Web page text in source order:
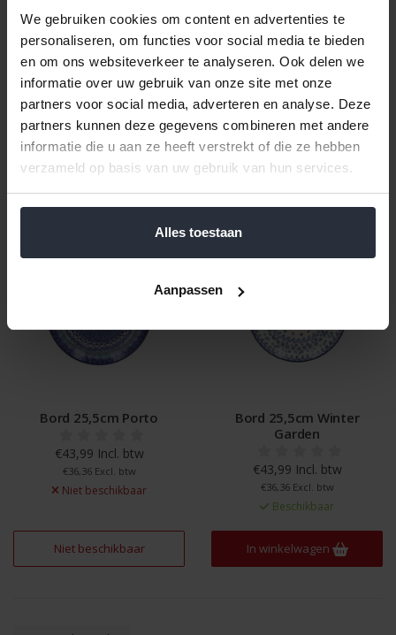
We gebruiken cookies om content en advertenties te
personaliseren, om functies voor social media te bieden
en om ons websiteverkeer te analyseren. Ook delen we
informatie over uw gebruik van onze site met onze
partners voor social media, adverteren en analyse. Deze
partners kunnen deze gegevens combineren met andere
informatie die u aan ze heeft verstrekt of die ze hebben
verzameld op basis van uw gebruik van hun services.
Alles toestaan
Aanpassen
Bord 25,5cm Harmony
€43,99 Incl. btw
€36,36 Excl. btw
Beschikbaar
In winkelwagen
Bord 25,5cm Lace
€43,99 Incl. btw
€36,36 Excl. btw
Beschikbaar
In winkelwagen
Bord 25,5cm Porto
€43,99 Incl. btw
€36,36 Excl. btw
Niet beschikbaar
Niet beschikbaar
Bord 25,5cm Winter
Garden
€43,99 Incl. btw
€36,36 Excl. btw
Beschikbaar
In winkelwagen